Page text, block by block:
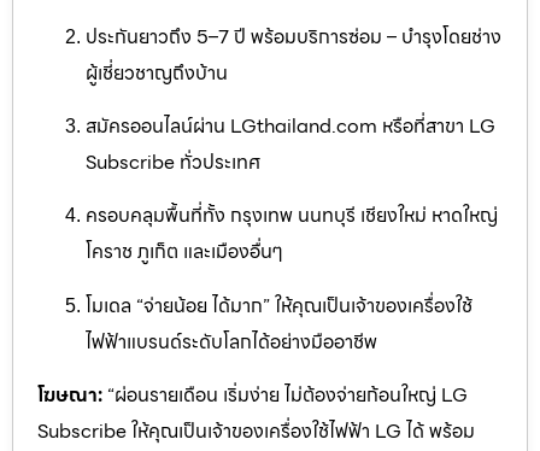
ประกันยาวถึง 5–7 ปี พร้อมบริการซ่อม – บำรุงโดยช่าง
ผู้เชี่ยวชาญถึงบ้าน
สมัครออนไลน์ผ่าน LGthailand.com หรือที่สาขา LG
Subscribe ทั่วประเทศ
ครอบคลุมพื้นที่ทั้ง กรุงเทพ นนทบุรี เชียงใหม่ หาดใหญ่
โคราช ภูเก็ต และเมืองอื่นๆ
โมเดล “จ่ายน้อย ได้มาก” ให้คุณเป็นเจ้าของเครื่องใช้
ไฟฟ้าแบรนด์ระดับโลกได้อย่างมืออาชีพ
โฆษณา: “ผ่อนรายเดือน เริ่มง่าย ไม่ต้องจ่ายก้อนใหญ่ LG
Subscribe ให้คุณเป็นเจ้าของเครื่องใช้ไฟฟ้า LG ได้ พร้อม